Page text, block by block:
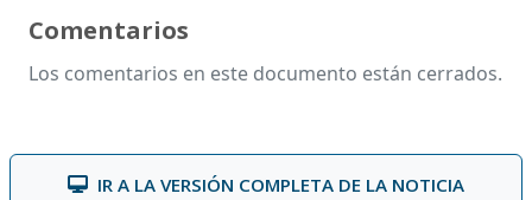
Comentarios
Los comentarios en este documento están cerrados.
IR A LA VERSIÓN COMPLETA DE LA NOTICIA